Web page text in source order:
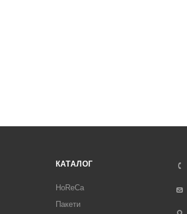
КАТАЛОГ
HoReCa
Пакети